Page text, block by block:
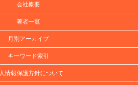
会社概要
著者一覧
月別アーカイブ
キーワード索引
情報保護方針について